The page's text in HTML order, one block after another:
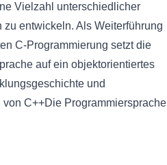
Vielzahl unterschiedlicher
zu entwickeln. Als Weiterführung
C-Programmierung setzt die
auf ein objektorientiertes
und
von C++Die Programmiersprache